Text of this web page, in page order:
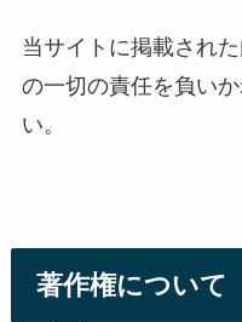
当サイトに掲載され
の一切の責任を負い
い。
著作権について